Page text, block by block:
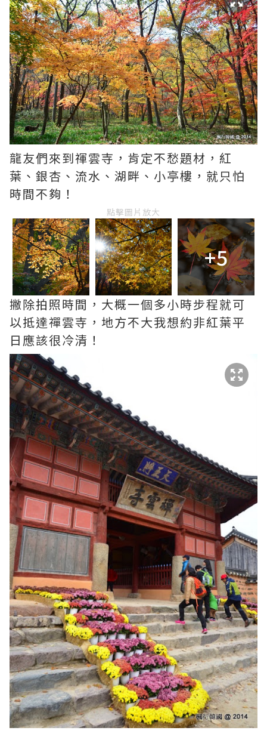
龍友們來到禈雲寺，肯定不愁題材，紅
葉、銀杏、流水、湖畔、小亭樓，就只怕
時間不夠！
點擊圖片放大
+5
撇除拍照時間，大概一個多小時步程就可
以抵達禪雲寺，地方不大我想約非紅葉平
日應該很冷清！